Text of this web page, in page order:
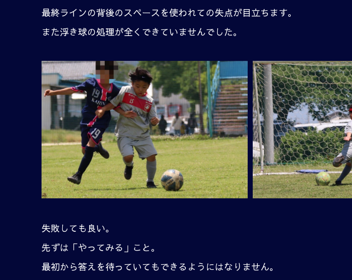
最終ラインの背後のスペースを使われての失点が目立ちます。
また浮き球の処理が全くできていませんでした。
失敗しても良い。
先ずは「やってみる」こと。
最初から答えを待っていてもできるようにはなりません。